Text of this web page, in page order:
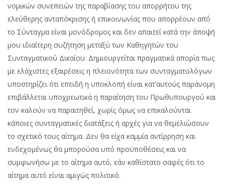
νομικών συνεπειών της παραβίασης του απορρήτου της
ελεύθερης ανταπόκρισης ή επικοινωνίας που απορρέουν από
το Σύνταγμα είναι μονόδρομος και δεν απαιτεί κατά την άποψή
μου ιδιαίτερη συζήτηση μεταξύ των Καθηγητών του
Συνταγματικού Δικαίου. Δημιουργείται πραγματικά απορία πως
με ελάχιστες εξαιρέσεις η πλειονότητα των συνταγματολόγων
υποστηρίζει ότι επειδή η υποκλοπή είναι κατ’αυτούς παράνομη
επιβάλλεται υποχρεωτικά η παραίτηση του Πρωθυπουργού και
τον καλούν να παραιτηθεί, χωρίς όμως να επικαλούνται
κάποιες συνταγματικές διατάξεις ή αρχές για να θεμελιώσουν
το σχετικό τους αίτημα. Δεν θα είχα καμμία αντίρρηση και
ενδεχομένως θα μπορούσα υπό προϋποθέσεις και να
συμφωνήσω με το αίτημα αυτό, εάν καθίστατο σαφές ότι το
αίτημα αυτό είναι αμιγώς πολιτικό.